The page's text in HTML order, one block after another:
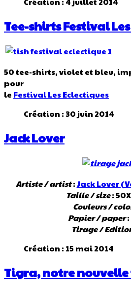
Tee-shirts Festival
50 tee-shirts, violet et bleu,
pour
le Festival Les Eclectiques
Création : 30 juin 2014
Jack Lover
Artiste / artist:Jack Lover
Taille / size:
Couleurs /
Papier / paper:
Tirage /
Création : 15 mai 2014
Tigra, notre